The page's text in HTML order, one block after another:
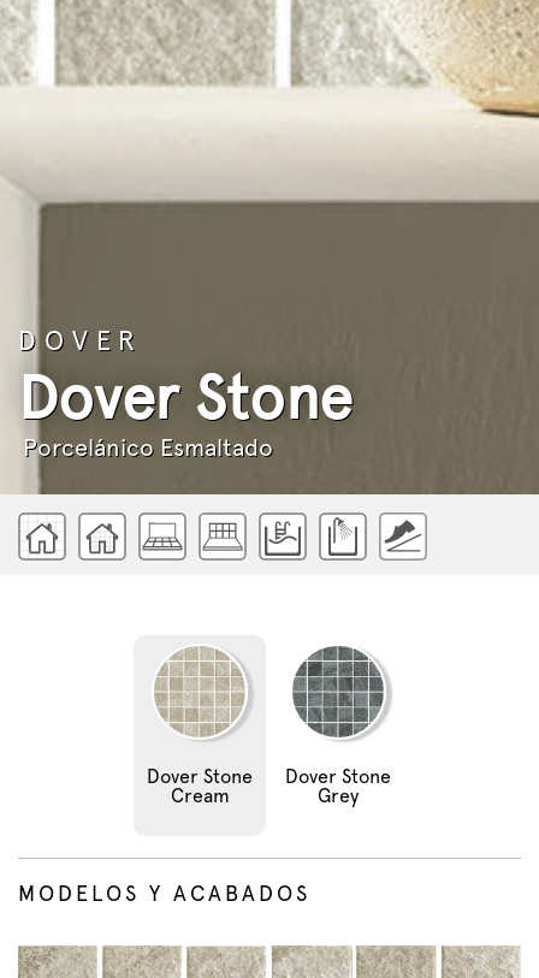
DOVER
Dover Stone
Porcelánico Esmaltado
Dover Stone
Cream
Dover Stone
Grey
MODELOS Y ACABADOS